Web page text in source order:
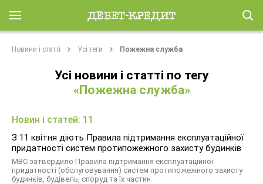
Новини і статті Усі теги Пожежна служба
Усі новини і статті по тегу
«Пожежна служба»
Новин і статей: 11
З 11 квітня діють Правила підтримання експлуатаційної
придатності систем протипожежного захисту будинків
МВС затвердило Правила підтримання експлуатаційної
придатності (обслуговування) систем протипожежного захисту
будинків, будівель, споруд та їх частин